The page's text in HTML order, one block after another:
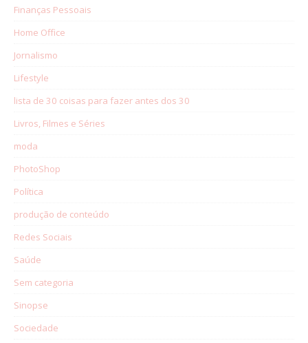
Finanças Pessoais
Home Office
Jornalismo
Lifestyle
lista de 30 coisas para fazer antes dos 30
Livros, Filmes e Séries
moda
PhotoShop
Política
produção de conteúdo
Redes Sociais
Saúde
Sem categoria
Sinopse
Sociedade